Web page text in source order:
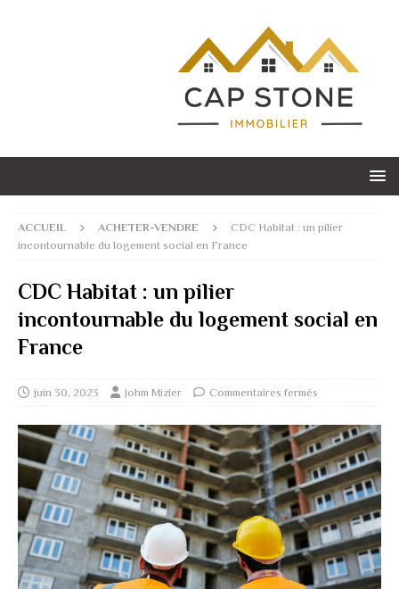
ACCUEIL ACHETER-VENDRE
CDC Habitat : un pilier
incontournable du logement social en France
CDC Habitat : un pilier
incontournable du logement social en
France
juin 30, 2023 Johm Mizier Commentaires fermés